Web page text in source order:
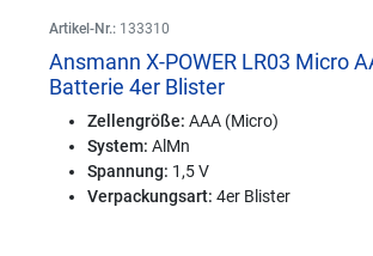
Artikel-Nr.: 133310
Ansmann X-POWER LR03 Micro
Batterie 4er Blister
Zellengröße: AAA (Micro)
System: AlMn
Spannung: 1,5 V
Verpackungsart: 4er Blister